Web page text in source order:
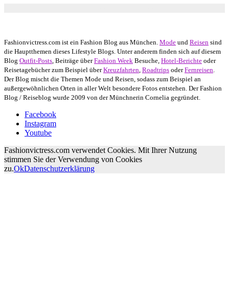
Fashionvictress.com ist ein Fashion Blog aus München. Mode und Reisen sind
die Hauptthemen dieses Lifestyle Blogs. Unter anderem finden sich auf diesem
Blog Outfit-Posts , Beiträge überFashion Week Besuche, Hotel-Berichte oder
Reisetagebücher zum Beispiel überKreuzfahrten Roadtrips oderFernreisen
Der Blog mischt die Themen Mode und Reisen, sodass zum Beispiel an
außergewöhnlichen Orten in aller Welt besondere Fotos entstehen. Der Fashion
Blog / Reiseblog wurde 2009 von der Münchnerin Cornelia gegründet.
Facebook
Instagram
Youtube
Fashionvictress.com verwendet Cookies. Mit Ihrer Nutzung
stimmen Sie der Verwendung von Cookies
zu.OkDatenschutzerklärung